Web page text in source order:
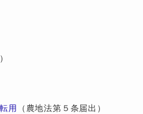
用 （農地法第５条届出）